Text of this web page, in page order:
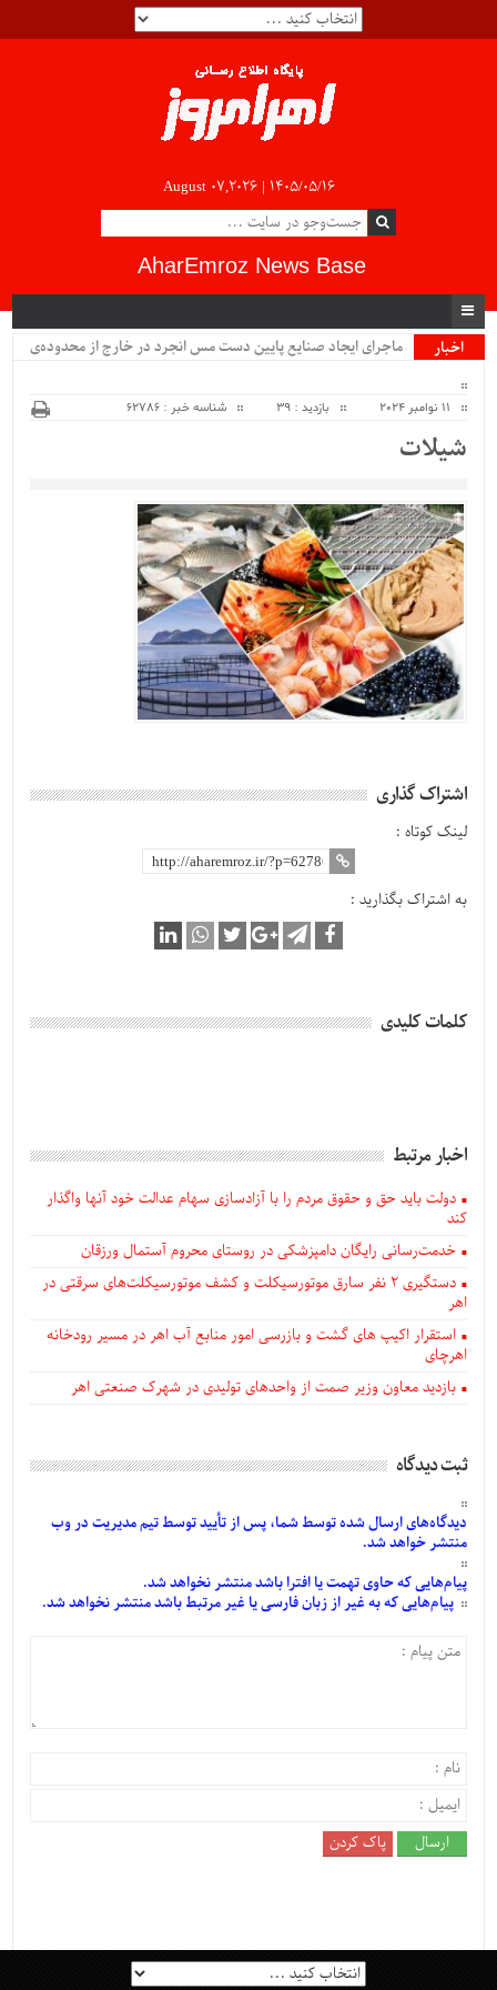
August 07,2026 | ۱۴۰۵/۰۵/۱۶
AharEmroz News Base
اخبار
ماجرای ایجاد صنایع پایین دست مس انجرد در خارج از محدوده‌ی
بازدید : 39 شناسه خبر : 62786
شیلات
اشتراک گذاری
لینک کوتاه :
به اشتراک بگذارید :
کلمات کلیدی
اخبار مرتبط
دولت باید حق و حقوق مردم را با آزادسازی سهام عدالت خود آنها واگذار
کند
خدمت‌رسانی رایگان دامپزشکی در روستای محروم آستمال ورزقان
دستگيری ۲ نفر سارق موتورسیکلت و کشف موتورسیکلت‌های سرقتی در
اهر
استقرار اکیپ های گشت و بازرسی امور منابع آب اهر در مسیر رودخانه
اهرچای
بازدید معاون وزیر صمت از واحدهای تولیدی در شهرک صنعتی اهر
ثبت دیدگاه
دیدگاه‌هایارسالشدهتوسط شما، پس ازتأییدتوسط تیم مدیریت در وب
منتشر خواهد شد.
پیام‌هاییکه حاوی تهمت یا افترا باشد منتشر نخواهد شد.
پیام‌هاییکه به غیر از زبان فارسی یا غیر مرتبط باشد منتشر نخواهد شد.